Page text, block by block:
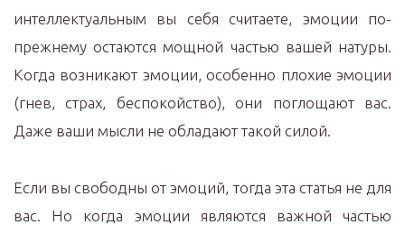
интеллектуальным вы себя считаете, эмоции по-
прежнему остаются мощной частью вашей натуры.
Когда возникают эмоции, особенно плохие эмоции
(гнев, страх, беспокойство), они поглощают вас.
Даже ваши мысли не обладают такой силой.
Если вы свободны от эмоций, тогда эта статья не для
вас. Но когда эмоции являются важной частью